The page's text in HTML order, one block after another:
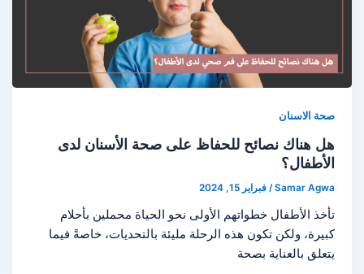
صحة الاسنان
هل هناك نصائح للحفاظ على صحة الأسنان لدى
الأطفال؟
Samar Agwa
/فبراير 15, 2024
تأخذ الأطفال خطواتهم الأولى نحو الحياة محملين بأحلام
كبيرة، ولكن تكون هذه الرحلة مليئة بالتحديات، خاصةً فيما
يتعلق بالعناية بصحة